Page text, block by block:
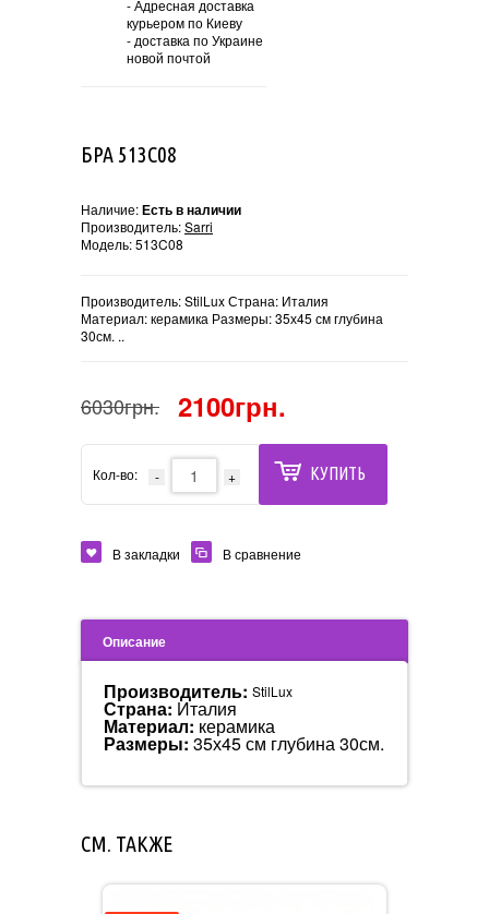
- Адресная доставка
курьером по Киеву
- доставка по Украине
новой почтой
БРА 513C08
Наличие:Есть в наличии
Производитель:Sarri
Модель:513C08
Производитель: StilLux Страна: Италия
Материал: керамика Размеры: 35х45 см глубина
30см. ..
6030грн. 2100грн.
Кол-во: КУПИТЬ
В закладки В сравнение
Описание
Производитель: StilLux
Страна: Италия
Материал: керамика
Размеры: 35х45 см глубина 30см.
СМ. ТАКЖЕ